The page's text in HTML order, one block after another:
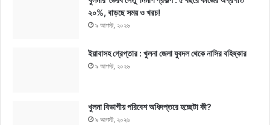
২০%, বাড়ছে সময় ও খরচ!
৯ আগস্ট, ২০২৬
ইয়াবাসহ গ্রেপ্তার : খুলনা জেলা যুবদল থেকে নাসির বহিষ্কার
৯ আগস্ট, ২০২৬
খুলনা বিভাগীয় পরিবেশ অধিদপ্তরে হচ্ছেটা কী?
৯ আগস্ট, ২০২৬